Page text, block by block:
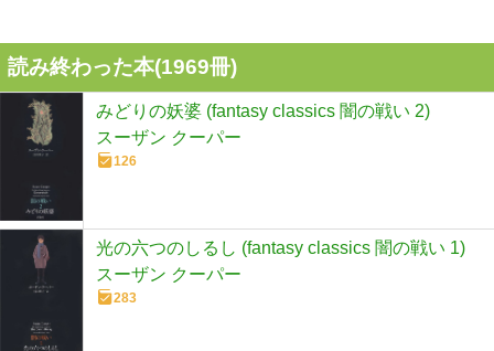
読み終わった本(1969冊)
みどりの妖婆 (fantasy classics 闇の戦い 2)
スーザン クーパー
126
光の六つのしるし (fantasy classics 闇の戦い 1)
スーザン クーパー
283